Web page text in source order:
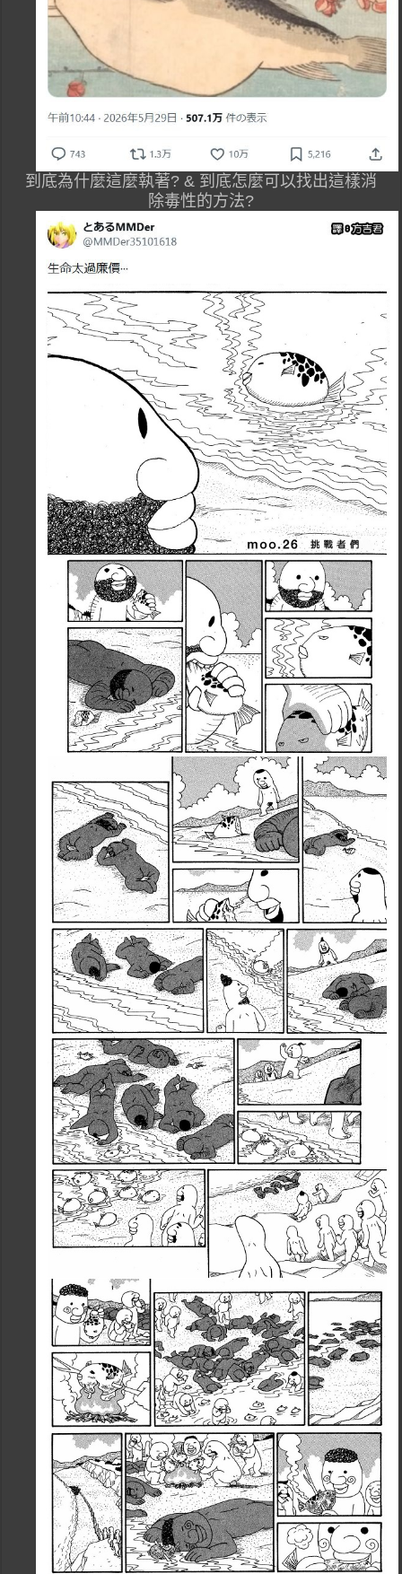
到底為什麼這麼執著? & 到底怎麼可以找出這樣消
除毒性的方法?